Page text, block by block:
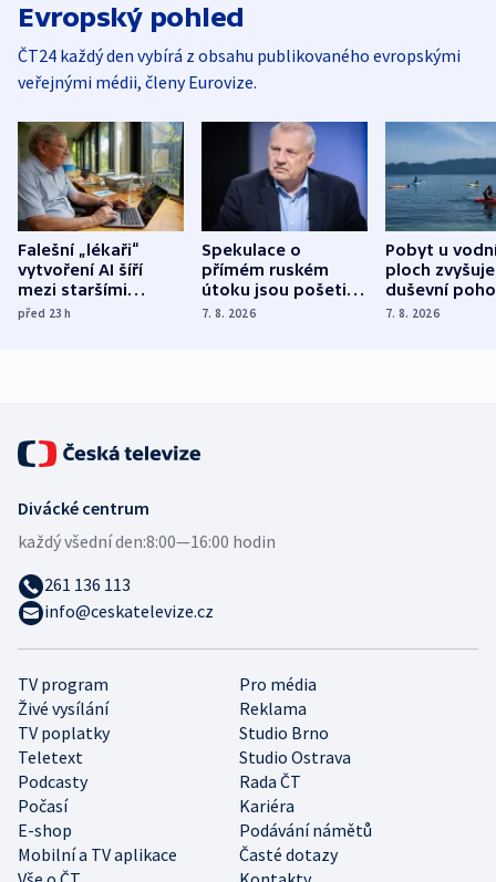
Evropský pohled
ČT24 každý den vybírá z obsahu publikovaného evropskými
veřejnými médii, členy Eurovize.
Falešní „lékaři“
vytvoření AI šíří
mezi staršími
Poláky nebezpečné
před 23h
Spekulace o
přímém ruském
útoku jsou pošetilé,
míní estonský
7. 8. 2026
Pobyt u
ploch zvyšuje
duševní
ukázala
7. 8. 2026
TV program
Pro média
Živé vysílání
Reklama
TV poplatky
Studio Brno
Teletext
Studio Ostrava
Podcasty
Rada ČT
Počasí
Kariéra
E-shop
Podávání námětů
Mobilní a TV aplikace
Časté dotazy
Divácké centrum
každý všední den:8:00—16:00 hodin
261 136 113
info@ceskatelevize.cz